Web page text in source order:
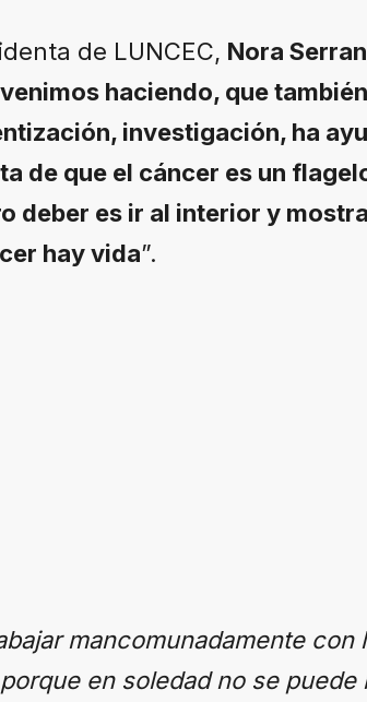
de LUNCEC, Nora
haciendo, que
investigación, ha
de que el cáncer es un
deber es ir al interior y
hay vida”.
mancomunadamente con
en soledad no se puede